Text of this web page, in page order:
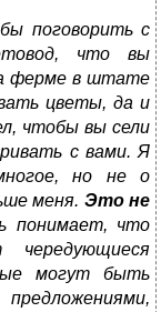
поговорить с
что вы
ферме в штате
цветы, да и
чтобы вы сели
с вами. Я
но не о
меня. Это не
понимает, что
чередующиеся
могут быть